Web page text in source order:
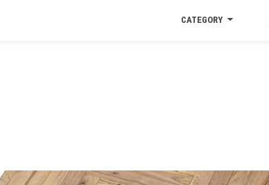
CATEGORY